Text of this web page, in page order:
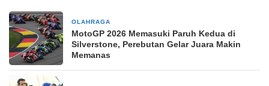
OLAHRAGA
MotoGP 2026 Memasuki Paruh Kedua di
Silverstone, Perebutan Gelar Juara Makin
Memanas